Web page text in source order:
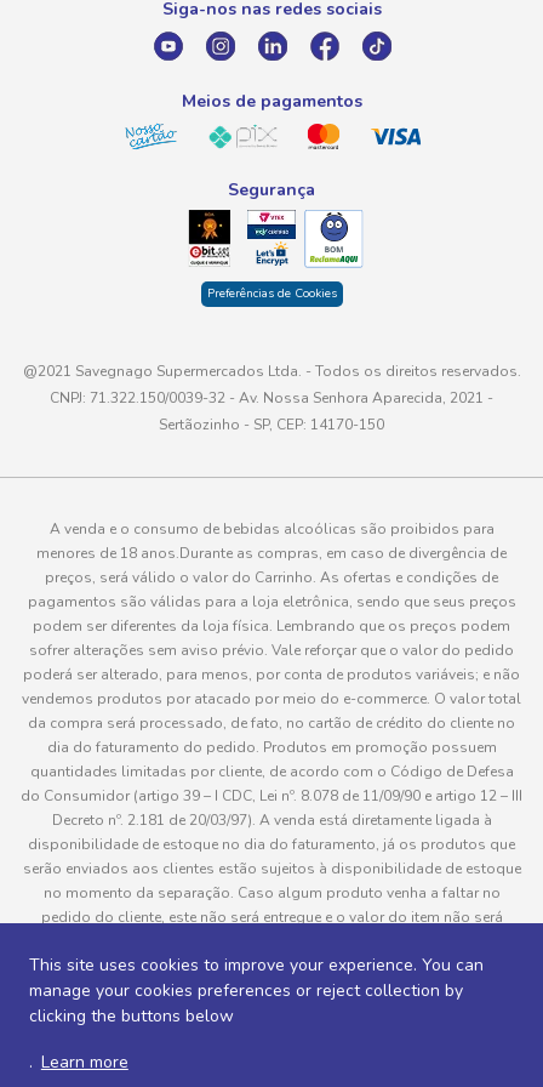
This site uses cookies to improve your experience. You can
manage your cookies preferences or reject collection by
clicking the buttons below
. Learn more
atendimento@savegnago.com.br
Siga-nos nas redes sociais
Meios de pagamentos
Segurança
Preferências de Cookies
@2021 Savegnago Supermercados Ltda. - Todos os direitos reservados.
CNPJ: 71.322.150/0039-32 - Av. Nossa Senhora Aparecida, 2021 -
Sertãozinho - SP, CEP: 14170-150
A venda e o consumo de bebidas alcoólicas são proibidos para
menores de 18 anos.Durante as compras, em caso de divergência de
preços, será válido o valor do Carrinho. As ofertas e condições de
pagamentos são válidas para a loja eletrônica, sendo que seus preços
podem ser diferentes da loja física. Lembrando que os preços podem
sofrer alterações sem aviso prévio. Vale reforçar que o valor do pedido
poderá ser alterado, para menos, por conta de produtos variáveis; e não
vendemos produtos por atacado por meio do e-commerce. O valor total
da compra será processado, de fato, no cartão de crédito do cliente no
dia do faturamento do pedido. Produtos em promoção possuem
quantidades limitadas por cliente, de acordo com o Código de Defesa
do Consumidor (artigo 39 – I CDC, Lei nº. 8.078 de 11/09/90 e artigo 12 – III
Decreto nº. 2.181 de 20/03/97). A venda está diretamente ligada à
disponibilidade de estoque no dia do faturamento, já os produtos que
serão enviados aos clientes estão sujeitos à disponibilidade de estoque
no momento da separação. Caso algum produto venha a faltar no
pedido do cliente, este não será entregue e o valor do item não será
divergência com o produto real e todos os pedidos estão sujeitos à
confirmação de dados do cliente. Informações sobre entrega, podem ser
consultadas em “Política de Entregas”